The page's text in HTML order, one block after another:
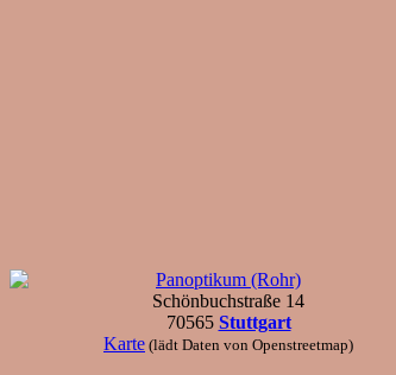
Panoptikum (Rohr)
Schönbuchstraße 14
70565 Stuttgart
Karte (lädt Daten von Openstreetmap)